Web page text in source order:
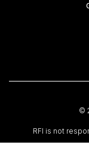
©
RFI is not